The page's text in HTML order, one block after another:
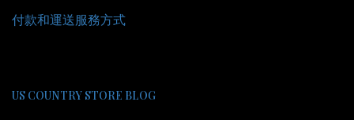
付款和運送服務方式
US COUNTRY STORE BLOG